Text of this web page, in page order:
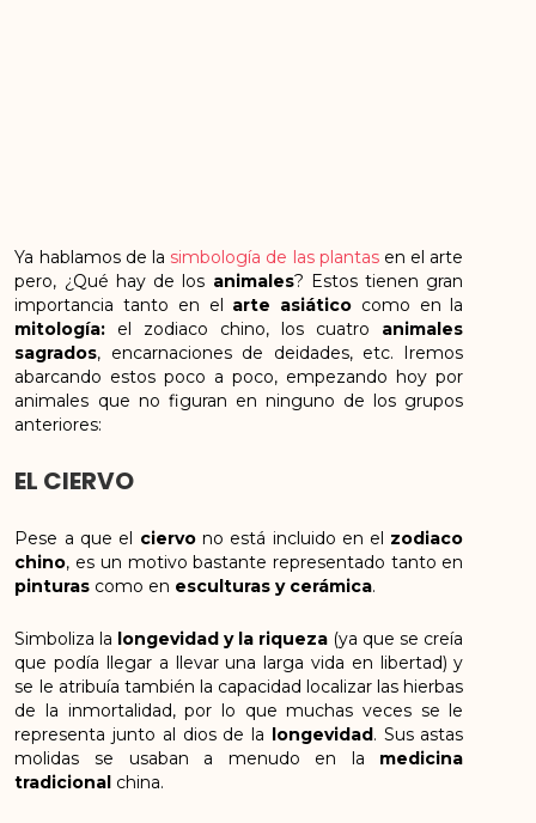
Ya hablamos de la simbología de las plantasen el arte
pero, ¿Qué hay de los animales? Estos tienen gran
importancia tanto en el arte asiático como en la
mitología: el zodiaco chino, los cuatro animales
sagrados, encarnaciones de deidades, etc. Iremos
abarcando estos poco a poco, empezando hoy por
animales que no figuran en ninguno de los grupos
anteriores:
EL CIERVO
Pese a que el ciervono está incluido en el zodiaco
chino, es un motivo bastante representado tanto en
pinturas como en esculturas y cerámica.
Simboliza la longevidad y la riqueza (ya que se creía
que podía llegar a llevar una larga vida en libertad) y
se le atribuía también la capacidad localizar las hierbas
de la inmortalidad, por lo que muchas veces se le
representa junto al dios de la longevidad . Sus astas
molidas se usaban a menudo en la medicina
tradicional china.